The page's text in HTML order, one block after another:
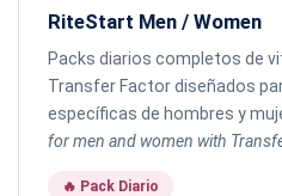
RiteStart Men / Women
Packs diarios completos de
Transfer Factor diseñados
específicas de hombres y
for men and women with
🔥 Pack Diario